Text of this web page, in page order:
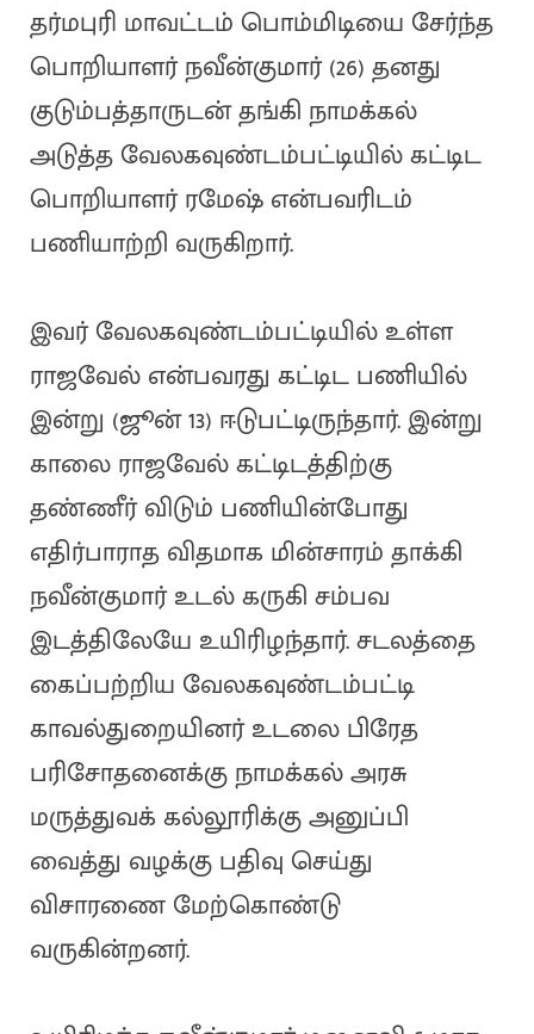
தர்மபுரி மாவட்டம் பொம்மிடியை சேர்ந்த
பொறியாளர் நவீன்குமார் (26) தனது
குடும்பத்தாருடன் தங்கி நாமக்கல்
அடுத்த வேலகவுண்டம்பட்டியில் கட்டிட
பொறியாளர் ரமேஷ் என்பவரிடம்
பணியாற்றி வருகிறார்.
இவர் வேலகவுண்டம்பட்டியில் உள்ள
ராஜவேல் என்பவரது கட்டிட பணியில்
இன்று (ஜூன் 13) ஈடுபட்டிருந்தார். இன்று
காலை ராஜவேல் கட்டிடத்திற்கு
தண்ணீர் விடும் பணியின்போது
எதிர்பாராத விதமாக மின்சாரம் தாக்கி
நவீன்குமார் உடல் கருகி சம்பவ
இடத்திலேயே உயிரிழந்தார். சடலத்தை
கைப்பற்றிய வேலகவுண்டம்பட்டி
காவல்துறையினர் உடலை பிரேத
பரிசோதனைக்கு நாமக்கல் அரசு
மருத்துவக் கல்லூரிக்கு அனுப்பி
வைத்து வழக்கு பதிவு செய்து
விசாரணை மேற்கொண்டு
வருகின்றனர்.